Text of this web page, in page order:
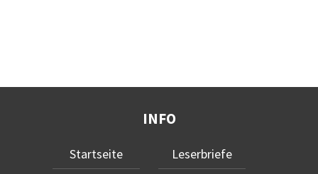
INFO
Startseite
Leserbriefe